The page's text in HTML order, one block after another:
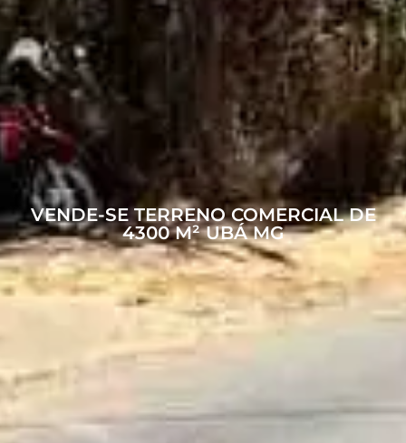
VENDE-SE TERRENO COMERCIAL DE
4300 M² UBÁ MG